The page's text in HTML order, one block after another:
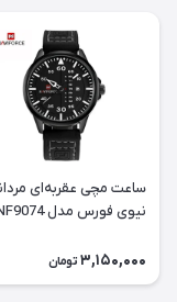
ساعت مچی عقربه‌ای
3,150,000 تومان